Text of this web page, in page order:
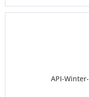
API-
5,55 € *